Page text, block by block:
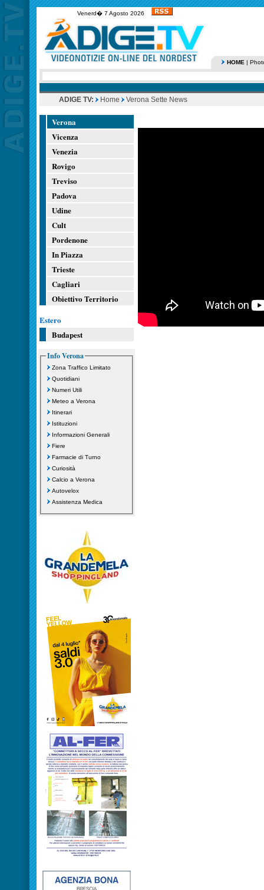
Venerd� 7 Agosto 2026
HOME |
ADIGE TV: Home Verona Sette News
Verona
Vicenza
Venezia
Rovigo
Treviso
Padova
Udine
Cult
Pordenone
In Piazza
Trieste
Cagliari
Obiettivo Territorio
Estero
Budapest
Info Verona
Zona Traffico Limitato
Quotidiani
Numeri Utili
Meteo a Verona
Itinerari
Istituzioni
Informazioni Generali
Fiere
Farmacie di Turno
Curiosità
Calcio a Verona
Autovelox
Assistenza Medica